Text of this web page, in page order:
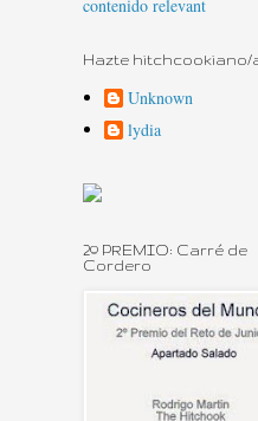
Hazte hitchcookiano/
Unknown
lydia
2º PREMIO: Carré de
Cordero